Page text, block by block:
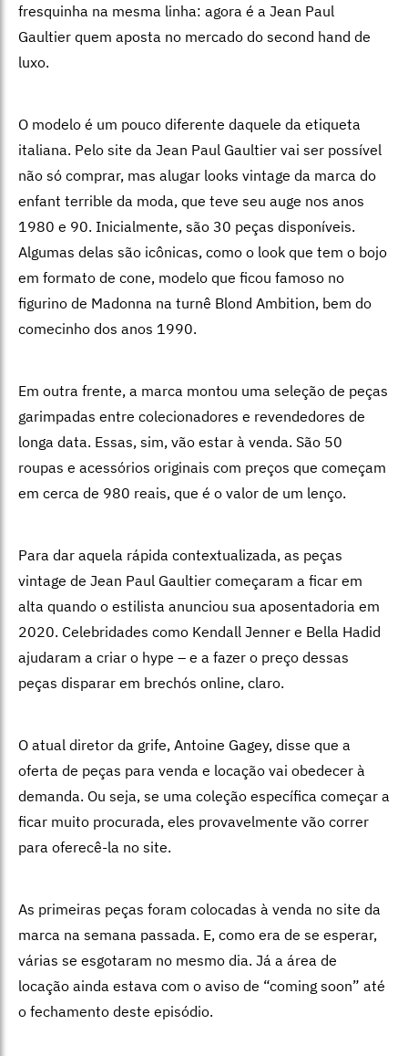
fresquinha na mesma linha: agora é a Jean Paul
Gaultier quem aposta no mercado do second hand de
luxo.
O modelo é um pouco diferente daquele da etiqueta
italiana. Pelo site da Jean Paul Gaultier vai ser possível
não só comprar, mas alugar looks vintage da marca do
enfant terrible da moda, que teve seu auge nos anos
1980 e 90. Inicialmente, são 30 peças disponíveis.
Algumas delas são icônicas, como o look que tem o bojo
em formato de cone, modelo que ficou famoso no
figurino de Madonna na turnê Blond Ambition, bem do
comecinho dos anos 1990.
Em outra frente, a marca montou uma seleção de peças
garimpadas entre colecionadores e revendedores de
longa data. Essas, sim, vão estar à venda. São 50
roupas e acessórios originais com preços que começam
em cerca de 980 reais, que é o valor de um lenço.
Para dar aquela rápida contextualizada, as peças
vintage de Jean Paul Gaultier começaram a ficar em
alta quando o estilista anunciou sua aposentadoria em
2020. Celebridades como Kendall Jenner e Bella Hadid
ajudaram a criar o hype – e a fazer o preço dessas
peças disparar em brechós online, claro.
O atual diretor da grife, Antoine Gagey, disse que a
oferta de peças para venda e locação vai obedecer à
demanda. Ou seja, se uma coleção específica começar a
ficar muito procurada, eles provavelmente vão correr
para oferecê-la no site.
As primeiras peças foram colocadas à venda no site da
marca na semana passada. E, como era de se esperar,
várias se esgotaram no mesmo dia. Já a área de
locação ainda estava com o aviso de “coming soon” até
o fechamento deste episódio.